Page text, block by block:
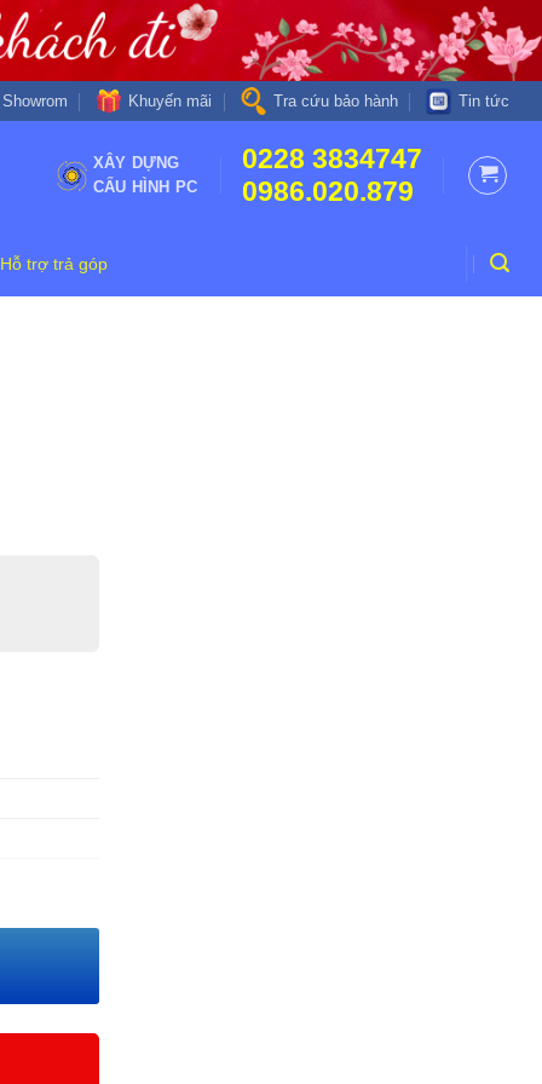
Showrom Khuyến mãi Tra cứu bảo hành Tin tức
XÂY DỰNG
CẤU HÌNH PC
0228 3834747
0986.020.879
Hỗ trợ trả góp